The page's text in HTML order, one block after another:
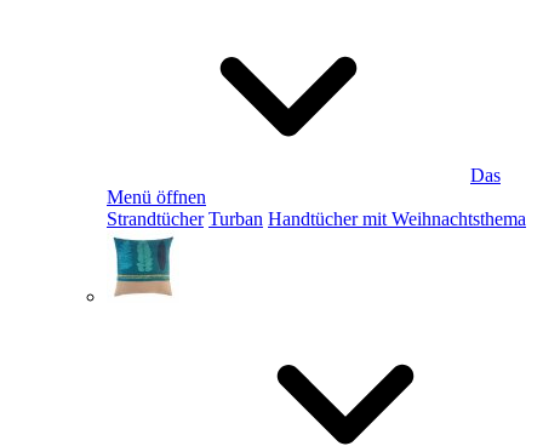
Das
Menü öffnen
Strandtücher Turban Handtücher mit Weihnachtsthema